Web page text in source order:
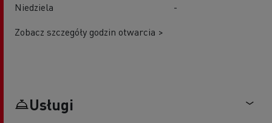
Niedziela
-
Zobacz szczegóły godzin otwarcia >
Usługi